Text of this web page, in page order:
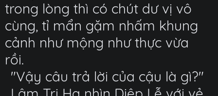
trong lòng thì có chút dư vị vô
cùng, tỉ mẩn gặm nhấm khung
cảnh như mộng như thực vừa
rồi.
"Vậy câu trả lời của cậu là gì?"